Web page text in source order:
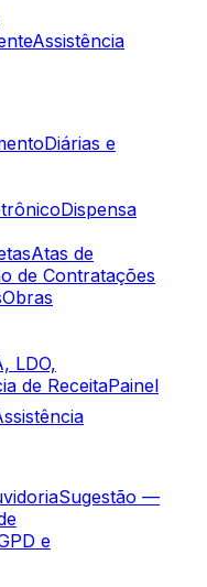
Assistência
Diárias e
Dispensa
Atas de
de Contratações
Obras
LDO,
de ReceitaPainel
Sugestão —
e